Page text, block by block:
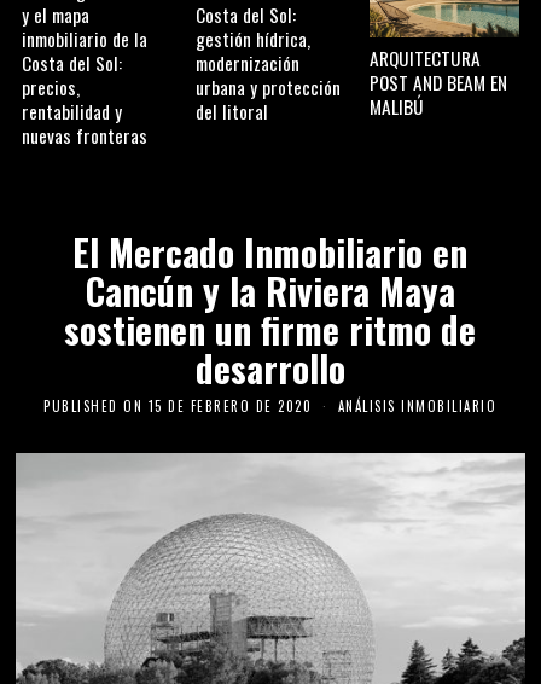
y el mapa
inmobiliario de la
Costa del Sol:
precios,
rentabilidad y
nuevas fronteras
Costa del Sol:
gestión hídrica,
modernización
urbana y protección
del litoral
ARQUITECTURA
POST AND BEAM EN
MALIBÚ
El Mercado Inmobiliario en
Cancún y la Riviera Maya
sostienen un firme ritmo de
desarrollo
PUBLISHED ON 15 DE FEBRERO DE 2020 ANÁLISIS INMOBILIARIO